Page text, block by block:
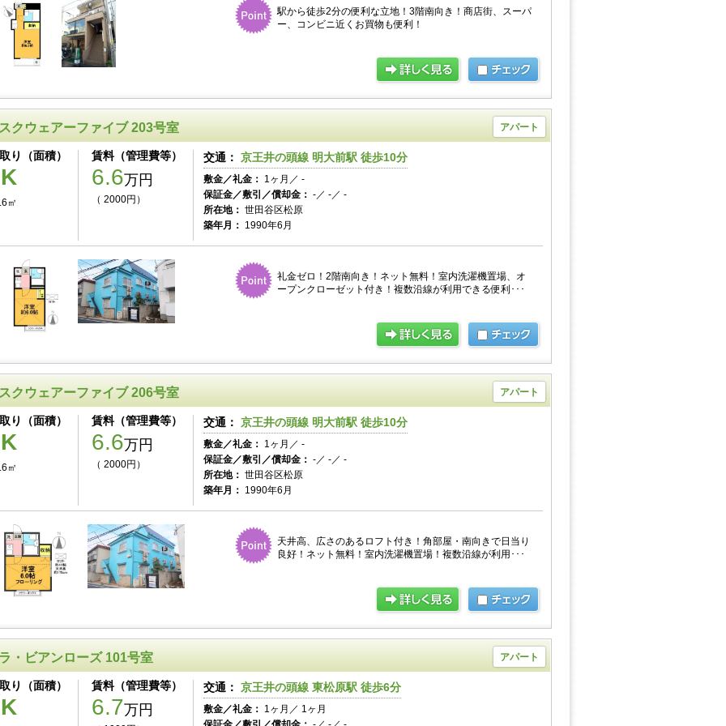
駅から徒歩2分の便利な立地！3階南向き！商店街、スーパ
ー、コンビニ近くお買物も便利！
クウェアーファイブ 203号室 アパート
り（面積）
㎡
賃料（管理費等）
6.6万円
（ 2000円）
交通： 京王井の頭線 明大前駅 徒歩10分
敷金／礼金： 1ヶ月／ -
保証金／敷引／償却金： -／ -／ -
所在地： 世田谷区松原
築年月： 1990年6月
礼金ゼロ！2階南向き！ネット無料！室内洗濯機置場、オ
ープンクローゼット付き！複数沿線が利用できる便利･･･
クウェアーファイブ 206号室 アパート
り（面積）
㎡
賃料（管理費等）
6.6万円
（ 2000円）
交通： 京王井の頭線 明大前駅 徒歩10分
敷金／礼金： 1ヶ月／ -
保証金／敷引／償却金： -／ -／ -
所在地： 世田谷区松原
築年月： 1990年6月
天井高、広さのあるロフト付き！角部屋・南向きで日当り
良好！ネット無料！室内洗濯機置場！複数沿線が利用･･･
・ビアンローズ 101号室 アパート
り（面積） 賃料（管理費等）
6.7万円
交通： 京王井の頭線 東松原駅 徒歩6分
敷金／礼金： 1ヶ月／ 1ヶ月